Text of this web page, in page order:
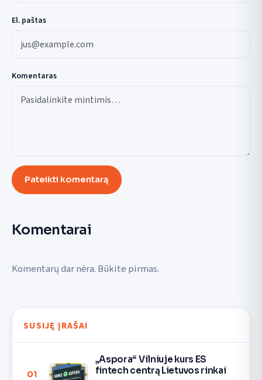
El. paštas
Komentaras
Pateikti komentarą
Komentarai
Komentarų dar nėra. Būkite pirmas.
SUSIJĘ ĮRAŠAI
01
„Aspora“ Vilniuje kurs ES
fintech centrą Lietuvos rinkai